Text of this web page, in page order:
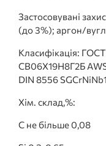
Застосовувані
(до 3%); аргон/
Класифікація:
СВ06Х19Н8Г2Б
DIN 8556
Хім. склад,%:
C не більше 0,08